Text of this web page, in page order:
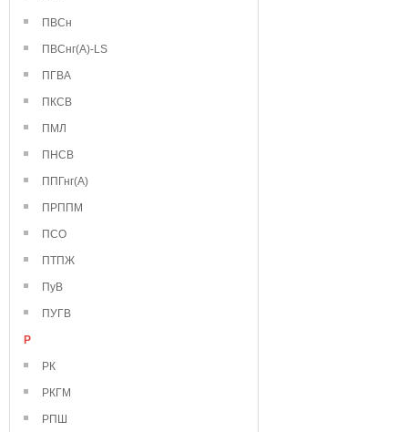
ПВСн
ПВСнг(А)-LS
ПГВА
ПКСВ
ПМЛ
ПНСВ
ППГнг(А)
ПРППМ
ПСО
ПТПЖ
ПуВ
ПУГВ
Р
РК
РКГМ
РПШ